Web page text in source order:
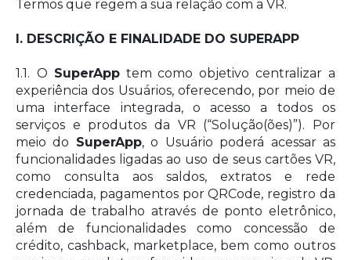
Termos que regem a sua relação com a VR.
I. DESCRIÇÃO E FINALIDADE DO SUPERAPP
1.1. O SuperApptem como objetivo centralizar a
experiência dos Usuários, oferecendo, por meio de
uma interface integrada, o acesso a todos os
serviços e produtos da VR (“Solução(ões)”). Por
meio do SuperApp, o Usuário poderá acessar as
funcionalidades ligadas ao uso de seus cartões VR,
como consulta aos saldos, extratos e rede
credenciada, pagamentos por QRCode, registro da
jornada de trabalho através de ponto eletrônico,
além de funcionalidades como concessão de
crédito, cashback, marketplace, bem como outros